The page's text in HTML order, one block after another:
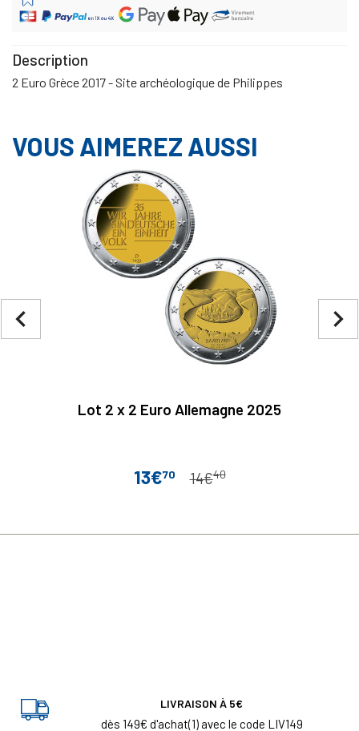
Description
2 Euro Grèce 2017 - Site archéologique de Philippes
VOUS AIMEREZ AUSSI
Lot 2 x 2 Euro Allemagne 2025
Prix
13€70 Prix de base
14€40
navigate_next
navigate_before
LIVRAISON À 5€
dès 149€ d'achat(1) avec le code LIV149